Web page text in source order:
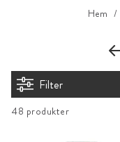
Hem
Filter
48 produkter